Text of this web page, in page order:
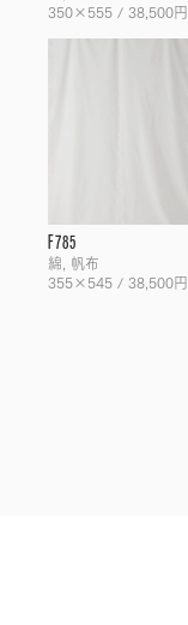
350×555 / 38,500円
F785
綿, 帆布
355×545 / 38,500円